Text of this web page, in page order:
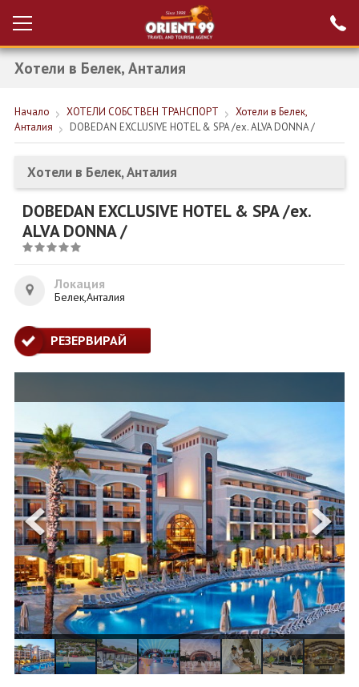
Вход за агенти
РАННИ ЗАПИСВАНИЯ ТУРЦИЯ
НОВА ГОДИНА ТУРЦИЯ
НОВА ГОДИНА
ПОЧИВКИ
КРУИЗИ
ЕКЗОТИКА
ОЩЕ
ФИРМЕНИ ДОКУМЕНТИ
0700 144 34 Запитване
ПОСЛЕДВАЙТЕ НИ
Хотели в Белек, Анталия
Начало ХОТЕЛИ СОБСТВЕН ТРАНСПОРТ
Хотели в Белек,
Анталия
DOBEDAN EXCLUSIVE HOTEL & SPA /ex. ALVA DONNA /
Хотели в Белек, Анталия
DOBEDAN EXCLUSIVE HOTEL & SPA /ex.
ALVA DONNA /
Локация
Белек,Анталия
РЕЗЕРВИРАЙ